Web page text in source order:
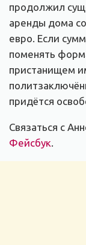
продолжил
аренды дома
евро. Если
поменять
пристанищем
придётся
Связаться с
Фейсбук